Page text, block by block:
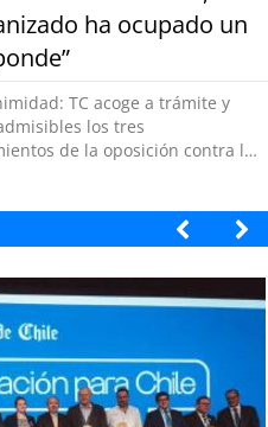
ha ocupado un
TC acoge a trámite y
los tres
de la oposición contra la